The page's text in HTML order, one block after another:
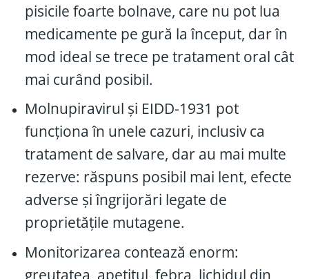
pisicile foarte bolnave, care nu pot lua
medicamente pe gură la început, dar în
mod ideal se trece pe tratament oral cât
mai curând posibil.
Molnupiravirul și EIDD-1931 pot
funcționa în unele cazuri, inclusiv ca
tratament de salvare, dar au mai multe
rezerve: răspuns posibil mai lent, efecte
adverse și îngrijorări legate de
proprietățile mutagene.
Monitorizarea contează enorm:
greutatea, apetitul, febra, lichidul din